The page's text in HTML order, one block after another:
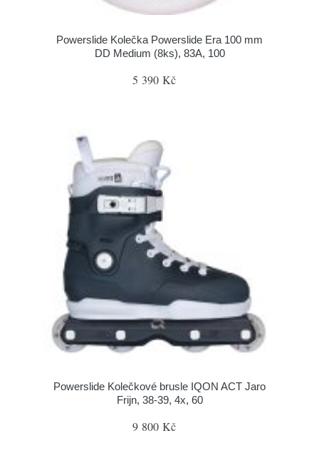
Powerslide Kolečka Powerslide Era 100 mm
DD Medium (8ks), 83A, 100
5 390 Kč
Powerslide Kolečkové brusle IQON ACT Jaro
Frijn, 38-39, 4x, 60
9 800 Kč